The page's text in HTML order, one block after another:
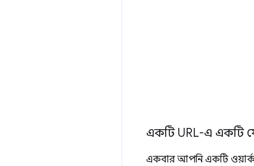
একটি URL-এ একটি
একবার আপনি একটি